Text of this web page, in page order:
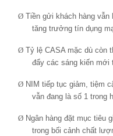
Ø Tiền gửi khách hàng vẫn
tăng trưởng tín dụng
Ø Tỷ lệ CASA mặc dù còn
đẩy các sáng kiến mới
Ø NIM tiếp tục giảm, tiệm
vẫn đang là số 1 trong
Ø Ngân hàng đặt mục tiêu
trong bối cảnh chất